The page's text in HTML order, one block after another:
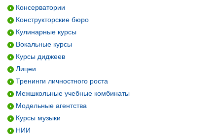
Консерватории
Конструкторские бюро
Кулинарные курсы
Вокальные курсы
Курсы диджеев
Лицеи
Тренинги личностного роста
Межшкольные учебные комбинаты
Модельные агентства
Курсы музыки
НИИ